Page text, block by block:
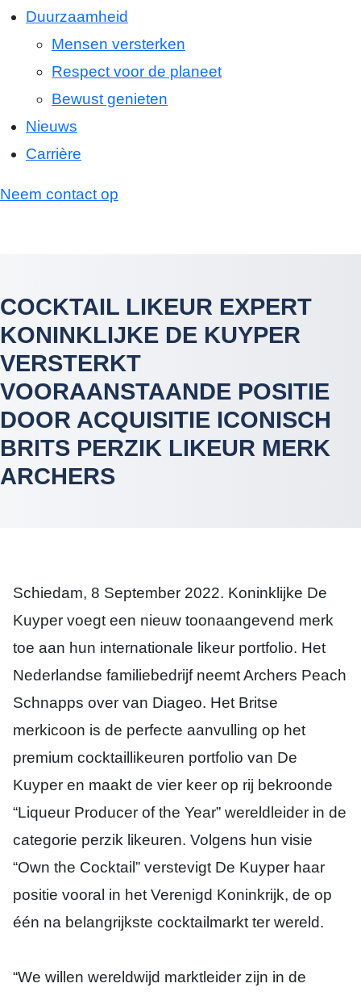
Duurzaamheid
Mensen versterken
Respect voor de planeet
Bewust genieten
Nieuws
Carrière
Neem contact op
COCKTAIL LIKEUR EXPERT
KONINKLIJKE DE KUYPER
VERSTERKT
VOORAANSTAANDE POSITIE
DOOR ACQUISITIE ICONISCH
BRITS PERZIK LIKEUR MERK
ARCHERS
Schiedam, 8 September 2022. Koninklijke De
Kuyper voegt een nieuw toonaangevend merk
toe aan hun internationale likeur portfolio. Het
Nederlandse familiebedrijf neemt Archers Peach
Schnapps over van Diageo. Het Britse
merkicoon is de perfecte aanvulling op het
premium cocktaillikeuren portfolio van De
Kuyper en maakt de vier keer op rij bekroonde
“Liqueur Producer of the Year” wereldleider in de
categorie perzik likeuren. Volgens hun visie
“Own the Cocktail” verstevigt De Kuyper haar
positie vooral in het Verenigd Koninkrijk, de op
één na belangrijkste cocktailmarkt ter wereld.
“We willen wereldwijd marktleider zijn in de